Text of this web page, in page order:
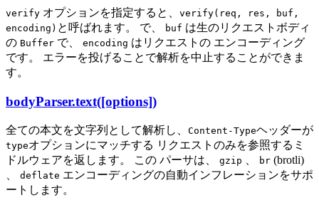
verify オプションを指定すると、 verify(req, res, buf,
encoding) と呼ばれます。 で、 buf は生のリクエストボディ
の Buffer で、 encoding はリクエストの エンコーディング
です。 エラーを投げることで解析を中止することができま
す。
bodyParser.text([options])
全ての本文を文字列として解析し、 Content-Typeヘッダーが
typeオプションにマッチする リクエストのみを参照するミ
ドルウェアを返します。 この パーサは、 gzip br (brotli)
deflate エンコーディングの自動インフレーションをサポ
ートします。